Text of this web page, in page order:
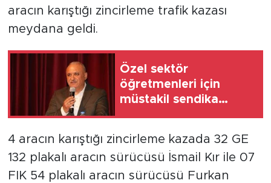
aracın karıştığı zincirleme trafik kazası
meydana geldi.
Özel sektör
öğretmenleri için
müstakil sendika
4 aracın karıştığı zincirleme kazada 32 GE
132 plakalı aracın sürücüsü İsmail Kır ile 07
FIK 54 plakalı aracın sürücüsü Furkan